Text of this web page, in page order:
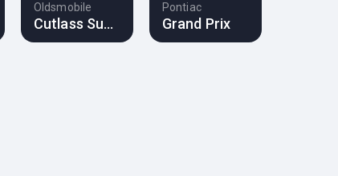
Oldsmobile
Cutlass Supreme
Pontiac
Grand Prix